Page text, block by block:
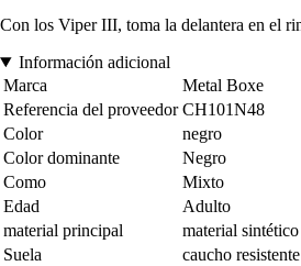
Con los Viper III, toma la delantera en el
Información adicional
Marca
Metal Boxe
Referencia del proveedor CH101N48
Color
negro
Color dominante
Negro
Como
Mixto
Edad
Adulto
material principal
material sintético
Suela
caucho